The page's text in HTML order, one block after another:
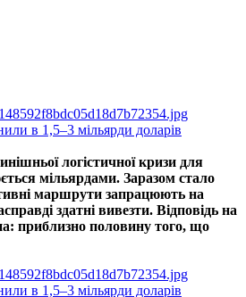
в 1,5–3 мільярди доларів
логістичної кризи для
мільярдами. Заразом стало
маршрути запрацюють на
здатні вивезти. Відповідь на
приблизно половину того, що
в 1,5–3 мільярди доларів